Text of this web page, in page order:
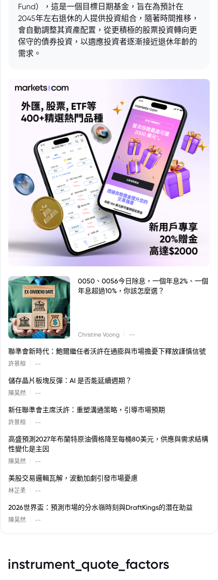
Fund），這是一個目標日期基金，旨在為預計在
2045年左右退休的人提供投資組合，隨著時間推移，
會自動調整其資產配置，從更積極的股票投資轉向更
保守的債券投資，以適應投資者逐漸接近退休年齡的
需求。
0050、0056今日除息，一個年息2%、一個
年息超過10%，你該怎麼選？
Christine Voong --
聯準會新時代：鮑爾繼任者沃許在通膨與市場擔憂下釋放謹慎信號
許景桓 --
儲存晶片板塊反彈：AI 是否能延續週期？
陳昊然 --
新任聯準會主席沃許：重塑溝通策略，引導市場預期
許景桓 --
高盛預測2027年布蘭特原油價格降至每桶80美元，供應與需求結構
性變化是主因
陳昊然 --
美股交易邏輯瓦解，波動加劇引發市場憂慮
林芷柔 --
2026世界盃：預測市場的分水嶺時刻與DraftKings的潛在助益
陳昊然 --
instrument_quote_factors